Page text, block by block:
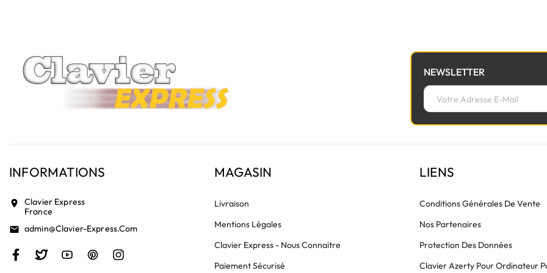
NEWSLETTER
INFORMATIONS
location_on
Clavier Express
France
email Admin@clavier-Express.com
MAGASIN
Livraison
Mentions Légales
Clavier Express - Nous Connaitre
Paiement Sécurisé
LIENS
Conditions Générales De Vente
Nos Partenaires
Protection Des Données
Clavier Azerty Pour Ordinateur